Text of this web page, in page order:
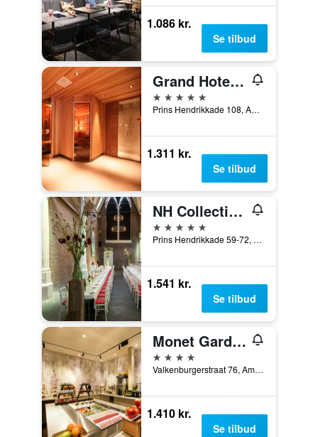
1.086 kr.
Se tilbud
Grand Hotel Amrâth Amsterdam
5 stjerner
Prins Hendrikkade 108, Amsterdam, Noord-Holland, Holland
1.311 kr.
Se tilbud
NH Collection Amsterdam Barbizon Palace
5 stjerner
Prins Hendrikkade 59-72, Amsterdam, Noord-Holland, Holland
1.541 kr.
Se tilbud
Monet Garden Hotel Amsterdam
4 stjerner
Valkenburgerstraat 76, Amsterdam, Noord-Holland, Holland
1.410 kr.
Se tilbud